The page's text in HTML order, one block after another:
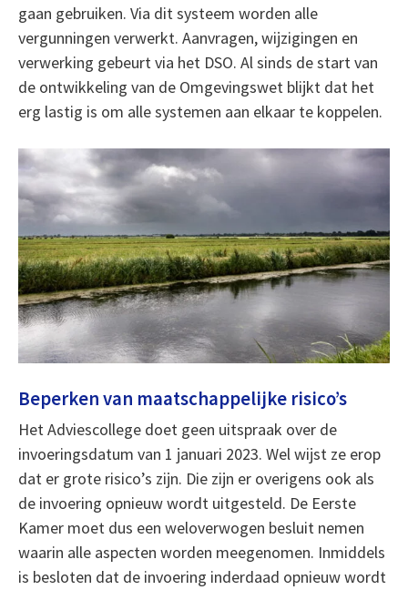
gaan gebruiken. Via dit systeem worden alle
vergunningen verwerkt. Aanvragen, wijzigingen en
verwerking gebeurt via het DSO. Al sinds de start van
de ontwikkeling van de Omgevingswet blijkt dat het
erg lastig is om alle systemen aan elkaar te koppelen.
Beperken van maatschappelijke risico’s
Het Adviescollege doet geen uitspraak over de
invoeringsdatum van 1 januari 2023. Wel wijst ze erop
dat er grote risico’s zijn. Die zijn er overigens ook als
de invoering opnieuw wordt uitgesteld. De Eerste
Kamer moet dus een weloverwogen besluit nemen
waarin alle aspecten worden meegenomen. Inmiddels
is besloten dat de invoering inderdaad opnieuw wordt